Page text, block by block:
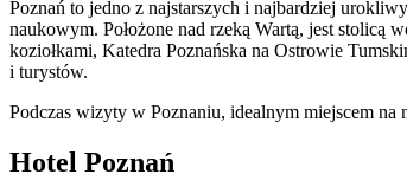
Poznań to jedno z najstarszych i najbardziej
naukowym. Położone nad rzeką Wartą, jest
koziołkami, Katedra Poznańska na Ostrowie
i turystów.
Podczas wizyty w Poznaniu, idealnym miejscem na
Hotel Poznań